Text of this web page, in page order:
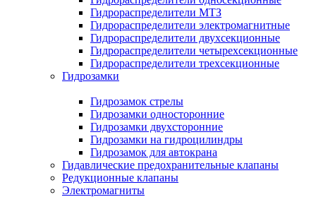
Гидрораспределители МТЗ
Гидрораспределители электромагнитные
Гидрораспределители двухсекционные
Гидрораспределители четырехсекционные
Гидрораспределители трехсекционные
Гидрозамки
Гидрозамок стрелы
Гидрозамки односторонние
Гидрозамки двухсторонние
Гидрозамки на гидроцилиндры
Гидрозамок для автокрана
Гидавлические предохранительные клапаны
Редукционные клапаны
Электромагниты